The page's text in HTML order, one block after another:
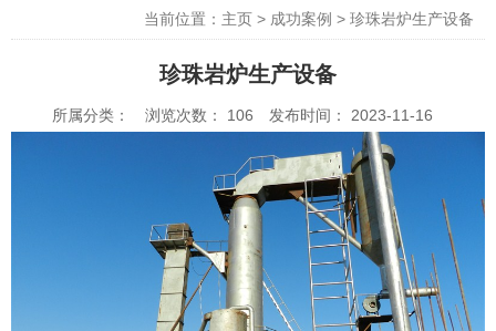
当前位置：主页 > 成功案例 > 珍珠岩炉生产设备
珍珠岩炉生产设备
所属分类： 浏览次数： 106 发布时间： 2023-11-16